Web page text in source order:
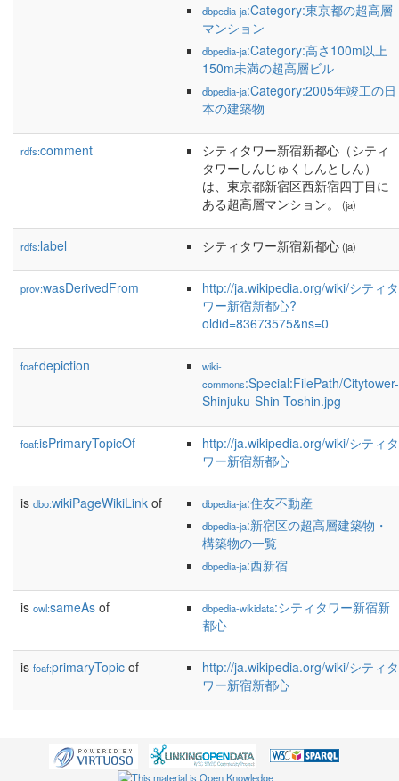
dbpedia-ja:Category:東京都の超高層
マンション
dbpedia-ja:Category:高さ100m以上
150m未満の超高層ビル
dbpedia-ja:Category:2005年竣工の日
本の建築物
rdfs:comment
シティタワー新宿新都心（シティ
タワーしんじゅくしんとしん）
は、東京都新宿区西新宿四丁目に
ある超高層マンション。
(ja)
rdfs:label シティタワー新宿新都心(ja)
prov:wasDerivedFrom
http://ja.wikipedia.org/wiki/シティタ
ワー新宿新都心?
oldid=83673575&ns=0
foaf:depiction
wiki-
commons:Special:FilePath/Citytower-
Shinjuku-Shin-Toshin.jpg
foaf:isPrimaryTopicOf
http://ja.wikipedia.org/wiki/シティタ
ワー新宿新都心
is dbo:wikiPageWikiLink of dbpedia-ja:住友不動産
dbpedia-ja:新宿区の超高層建築物・
構築物の一覧
dbpedia-ja:西新宿
is owl:sameAs of dbpedia-wikidata:シティタワー新宿新
都心
is foaf:primaryTopic of
http://ja.wikipedia.org/wiki/シティタ
ワー新宿新都心